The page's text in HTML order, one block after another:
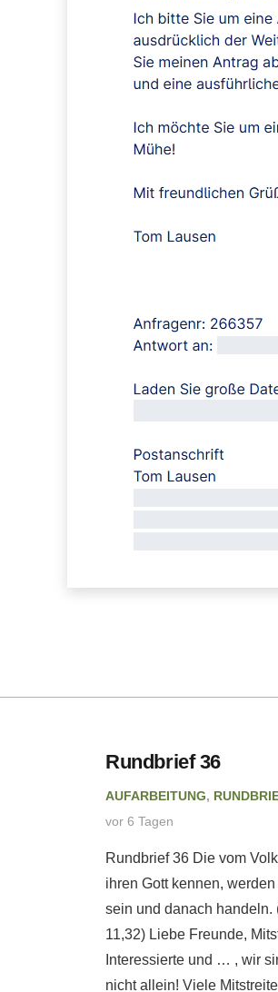
Rundbrief 36
AUFARBEITUNG,
vor 6 Tagen
Rundbrief 36 Die vom
ihren Gott kennen, werden
sein und danach handeln.
11,32) Liebe Freunde,
Interessierte und … , wir
nicht allein! Viele